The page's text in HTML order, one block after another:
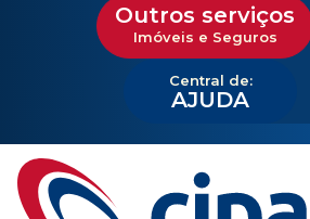
Outros serviços
Imóveis e Seguros
Central de:
AJUDA